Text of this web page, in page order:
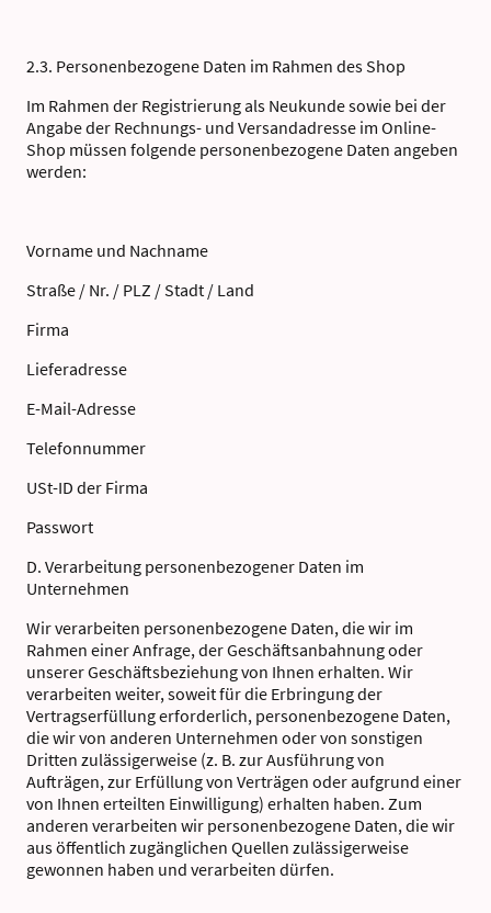
2.3. Personenbezogene Daten im Rahmen des Shop
Im Rahmen der Registrierung als Neukunde sowie bei der
Angabe der Rechnungs- und Versandadresse im Online-
Shop müssen folgende personenbezogene Daten angeben
werden:
Vorname und Nachname
Straße / Nr. / PLZ / Stadt / Land
Firma
Lieferadresse
E-Mail-Adresse
Telefonnummer
USt-ID der Firma
Passwort
D. Verarbeitung personenbezogener Daten im
Unternehmen
Wir verarbeiten personenbezogene Daten, die wir im
Rahmen einer Anfrage, der Geschäftsanbahnung oder
unserer Geschäftsbeziehung von Ihnen erhalten. Wir
verarbeiten weiter, soweit für die Erbringung der
Vertragserfüllung erforderlich, personenbezogene Daten,
die wir von anderen Unternehmen oder von sonstigen
Dritten zulässigerweise (z. B. zur Ausführung von
Aufträgen, zur Erfüllung von Verträgen oder aufgrund einer
von Ihnen erteilten Einwilligung) erhalten haben. Zum
anderen verarbeiten wir personenbezogene Daten, die wir
aus öffentlich zugänglichen Quellen zulässigerweise
gewonnen haben und verarbeiten dürfen.